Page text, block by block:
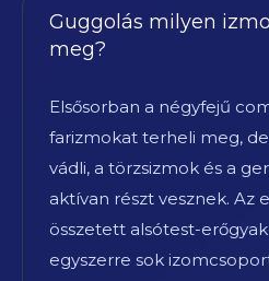
Guggolás milyen
meg?
Elsősorban a négyfejű
farizmokat terheli meg,
vádli, a törzsizmok és a
aktívan részt vesznek. Az
összetett alsótest-
egyszerre sok